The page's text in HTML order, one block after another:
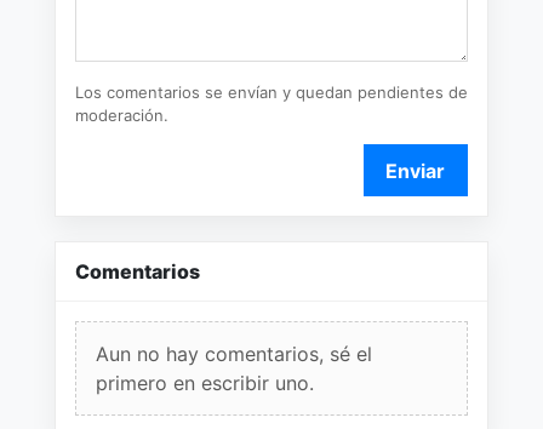
Los comentarios se envían y quedan pendientes de
moderación.
Enviar
Comentarios
Aun no hay comentarios, sé el
primero en escribir uno.